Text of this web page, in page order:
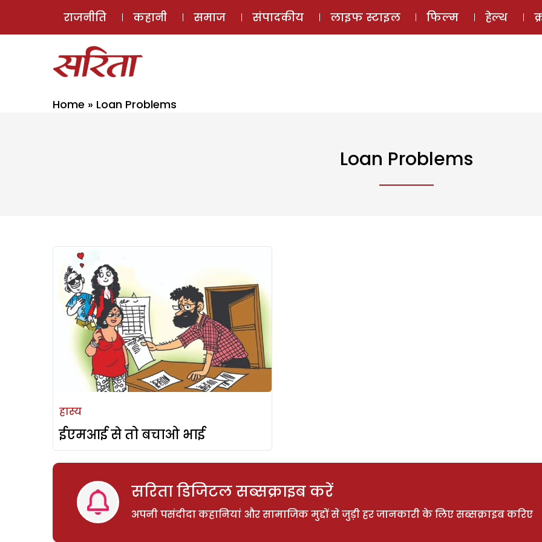
ई-मैगज़ीन
राजनीति कहानी समाज संपादकीय लाइफ स्टाइल फिल्म हेल्थ
Home » Loan Problems
Loan Problems
हास्य
ईएमआई से तो बचाओ भाई
सरिता डिजिटल सब्सक्राइब करें
अपनी पसंदीदा कहानियां और सामाजिक मुद्दों से जुड़ी हर जानकारी के लिए सब्सक्राइब करिए